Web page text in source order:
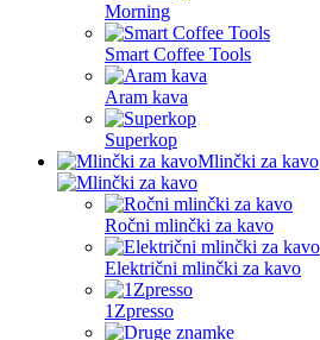
Morning
Smart Coffee Tools
Aram kava
Superkop
Mlinčki za kavo
Ročni mlinčki za kavo
Električni mlinčki za kavo
1Zpresso